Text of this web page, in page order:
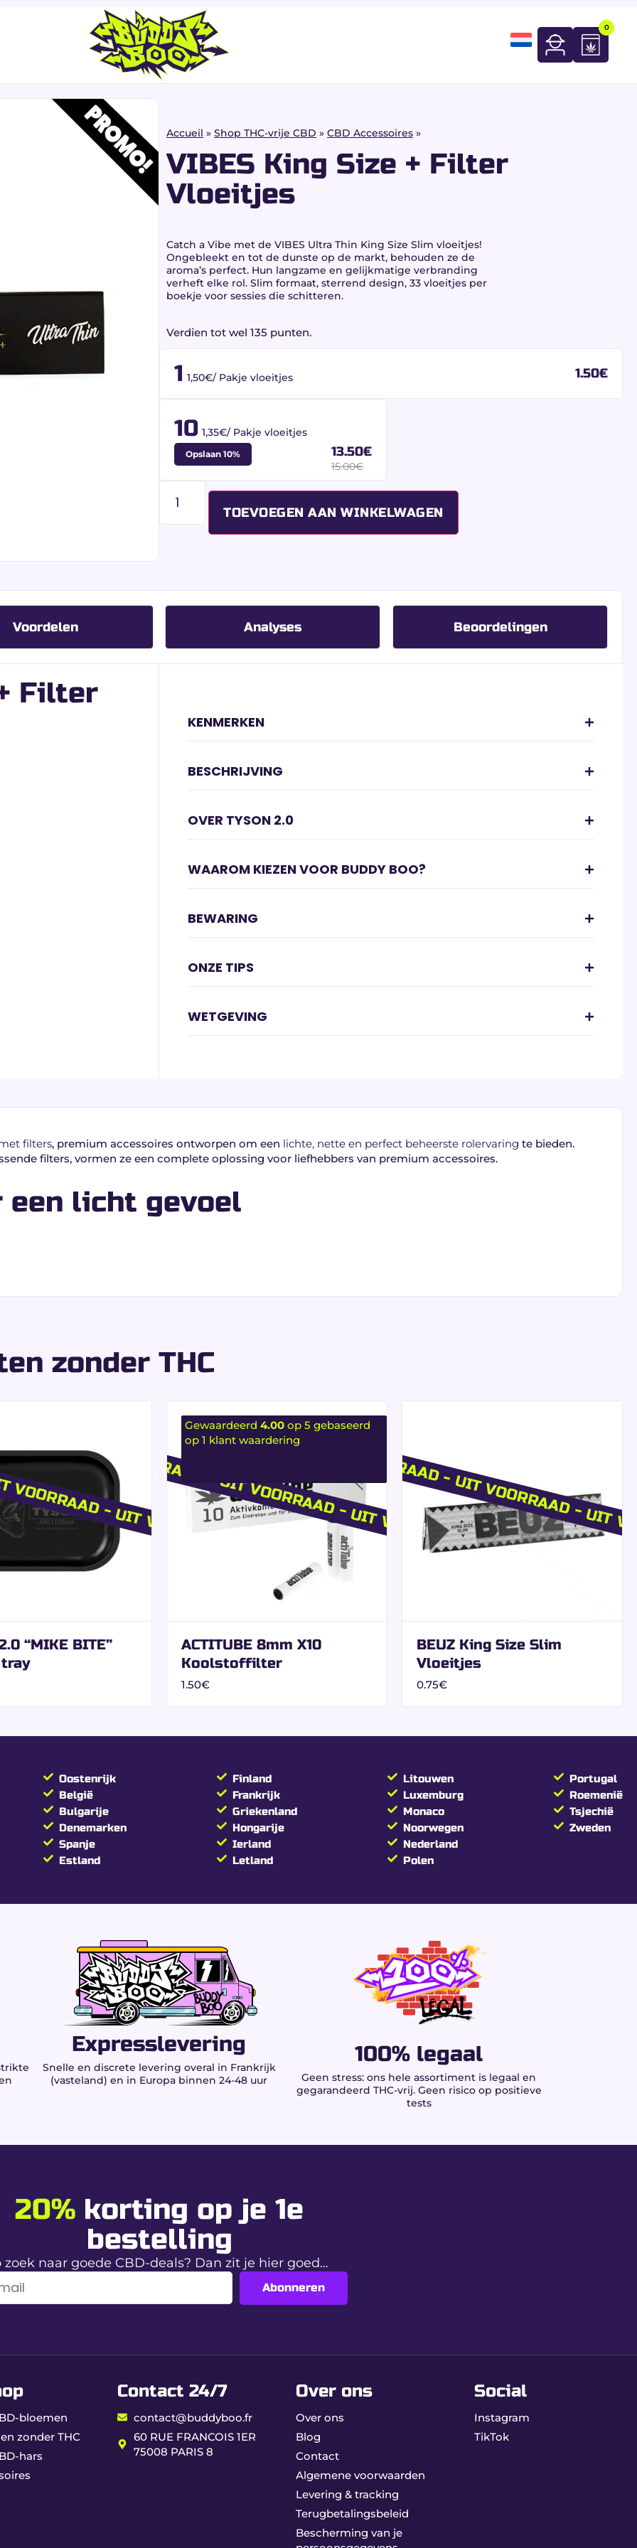
0
Accueil » Shop THC-vrije CBD » CBD Accessoires »
VIBES King Size + Filter
Vloeitjes
Catch a Vibe met de VIBES Ultra Thin King Size Slim vloeitjes!
Ongebleekt en tot de dunste op de markt, behouden ze de
aroma’s perfect. Hun langzame en gelijkmatige verbranding
verheft elke rol. Slim formaat, sterrend design, 33 vloeitjes per
boekje voor sessies die schitteren.
Verdien tot wel 135 punten.
1 1,50€/ Pakje vloeitjes 1.50€
10 1,35€/ Pakje vloeitjes
Opslaan 10% 13.50€
15.00€
TOEVOEGEN AAN WINKELWAGEN
Voordelen Analyses Beoordelingen
Filter
KENMERKEN
BESCHRIJVING
OVER TYSON 2.0
WAAROM KIEZEN VOOR BUDDY BOO?
BEWARING
ONZE TIPS
WETGEVING
filters, premium accessoires ontworpen om een lichte, nette en perfect beheerste rolervaring te bieden.
filters, vormen ze een complete oplossing voor liefhebbers van premium accessoires.
licht gevoel
met filters inbegrepen
door gebruikers.
geoptimaliseerde opslag.
met behoud van een
de aroma’s van de gebruikte planten optimaal en zorgt voor een gelijkmatige verbranding.
presentatie
dit model van een ontwerp bedoeld voor gespecialiseerde distributie:
professionele verkoop.
Thin)
Slim standaard
papieren filters inbegrepen
toegestane planten en kruiden
King Size Slim vloeitjes?
verbranding.
dagelijks gebruik.
het papier te behouden.
& conformiteit
kruiden toegestaan door de wetgeving.
vloeitjes met filters bieden een premium rolervaring, ideaal voor liefhebbers van kwaliteitsaccessoires.
zonder THC
- UIT VOORRAAD
“MIKE BITE”
UIT VOORRAAD - UIT VOORRAAD - UIT VOORRAAD
ACTITUBE 8mm X10
Koolstoffilter
1.50€
Gewaardeerd 4.00 op 5 gebaseerd
op 1 klant waardering UIT VOORRAAD - UIT VOORRAAD - UIT
BEUZ King Size Slim
Vloeitjes
0.75€
Oostenrijk
België
Bulgarije
Denemarken
Spanje
Estland
Finland
Frankrijk
Griekenland
Hongarije
Ierland
Letland
Litouwen
Luxemburg
Monaco
Noorwegen
Nederland
Polen
Portugal
Roemenië
Tsjechië
Zweden
Expresslevering
Snelle en discrete levering overal in Frankrijk
(vasteland) en in Europa binnen 24-48 uur
100% legaal
Geen stress: ons hele assortiment is legaal en
gegarandeerd THC-vrij. Geen risico op positieve
tests
20% korting op je 1e
bestelling
zoek naar goede CBD-deals? Dan zit je hier goed…
Abonneren
bloemen
zonder THC
hars
Contact 24/7
contact@buddyboo.fr
60 RUE FRANCOIS 1ER
75008 PARIS 8
Over ons
Over ons
Blog
Contact
Algemene voorwaarden
Levering & tracking
Terugbetalingsbeleid
Bescherming van je
Social
Instagram
TikTok